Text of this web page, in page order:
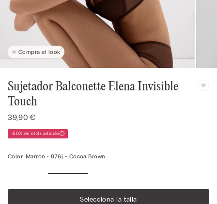
Compra el look
Sujetador Balconette Elena Invisible
Touch
39,90 €
-50% en el 3r artículo
Color: Marrón -876j - Cocoa Brown
Selecciona la talla